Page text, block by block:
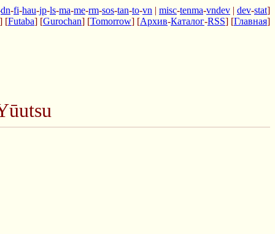
dn-fi-hau-jp-ls-ma-me-rm-sos-tan-to-vn | misc-tenma-vndev | dev-stat]
] [Futaba] [Gurochan] [Tomorrow] [Архив-Каталог-RSS] [Главная]